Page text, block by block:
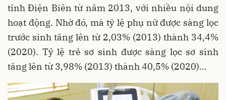
tỉnh Điện Biên từ năm 2013, với nhiều nội dung
hoạt động. Nhờ đó, mà tỷ lệ phụ nữ được sàng lọc
trước sinh tăng lên từ 2,03% (2013) thành 34,4%
(2020). Tỷ lệ trẻ sơ sinh được sàng lọc sơ sinh
tăng lên từ 3,98% (2013) thành 40,5% (2020)…